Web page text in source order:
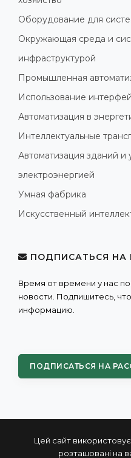
Цей сайт
розташовані на
Оборудование для
Окружающая среда и
инфраструктурой
Промышленная
Использование
Автоматизация в
Интеллектуальные
Автоматизация зданий и
электроэнергией
Умная фабрика
Искусственный
ПОДПИСАТЬСЯ НА
Время от времени у нас
новости. Подпишитесь,
информацию.
ПОДПИСАТЬСЯ НА